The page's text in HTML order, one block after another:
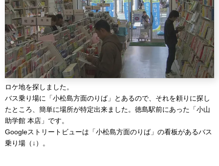
ロケ地を探しました。
バス乗り場に「小松島方面のりば」とあるので、それを頼りに探し
たところ、簡単に場所が特定出来ました。徳島駅前にあった「小山
助学館 本店」です。
Googleストリートビューは「小松島方面のりば」の看板があるバス
乗り場（↓）。